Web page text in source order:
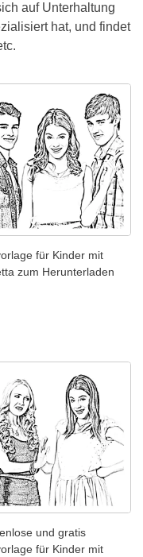
auf Unterhaltung
hat, und findet
für Kinder mit
zum Herunterladen
und gratis
für Kinder mit